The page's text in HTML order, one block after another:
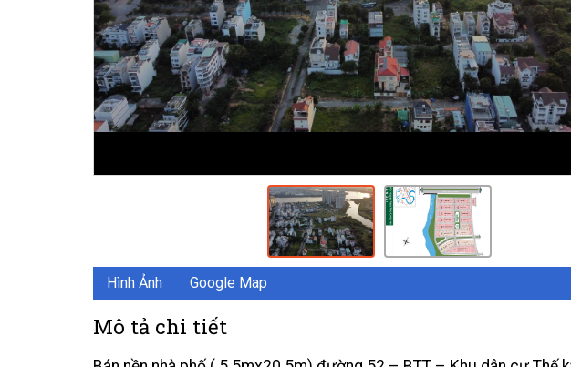
Hình Ảnh Google Map
Mô tả chi tiết